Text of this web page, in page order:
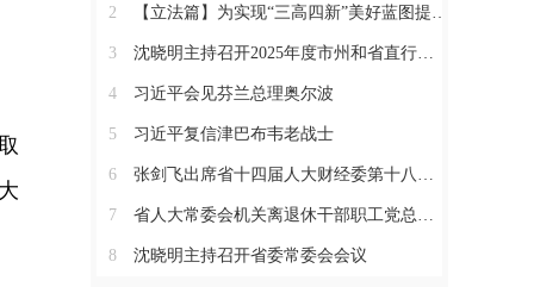
2 【立法篇】为实现“三高四新”美好蓝图提供坚实法治保障
3 沈晓明主持召开2025年度市州和省直行业系统党（工）委书记抓基层党建工作述职评议会议
4 习近平会见芬兰总理奥尔波
5 习近平复信津巴布韦老战士
6 张剑飞出席省十四届人大财经委第十八次全体会议
7 省人大常委会机关离退休干部职工党总支召开2025年度总结表彰大会
8 沈晓明主持召开省委常委会会议